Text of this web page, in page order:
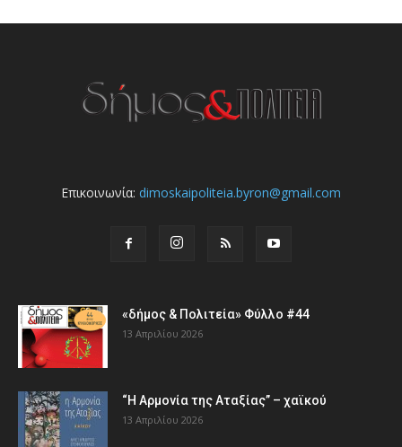
Επικοινωνία: dimoskaipoliteia.byron@gmail.com
«δήμος & Πολιτεία» Φύλλο #44
13 Απριλίου 2026
“Η Αρμονία της Αταξίας” – χαϊκού
13 Απριλίου 2026